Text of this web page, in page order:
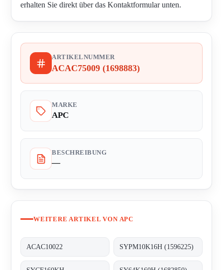
erhalten Sie direkt über das Kontaktformular unten.
ARTIKELNUMMER
ACAC75009 (1698883)
MARKE
APC
BESCHREIBUNG
—
WEITERE ARTIKEL VON APC
ACAC10022 SYPM10K16H (1596225)